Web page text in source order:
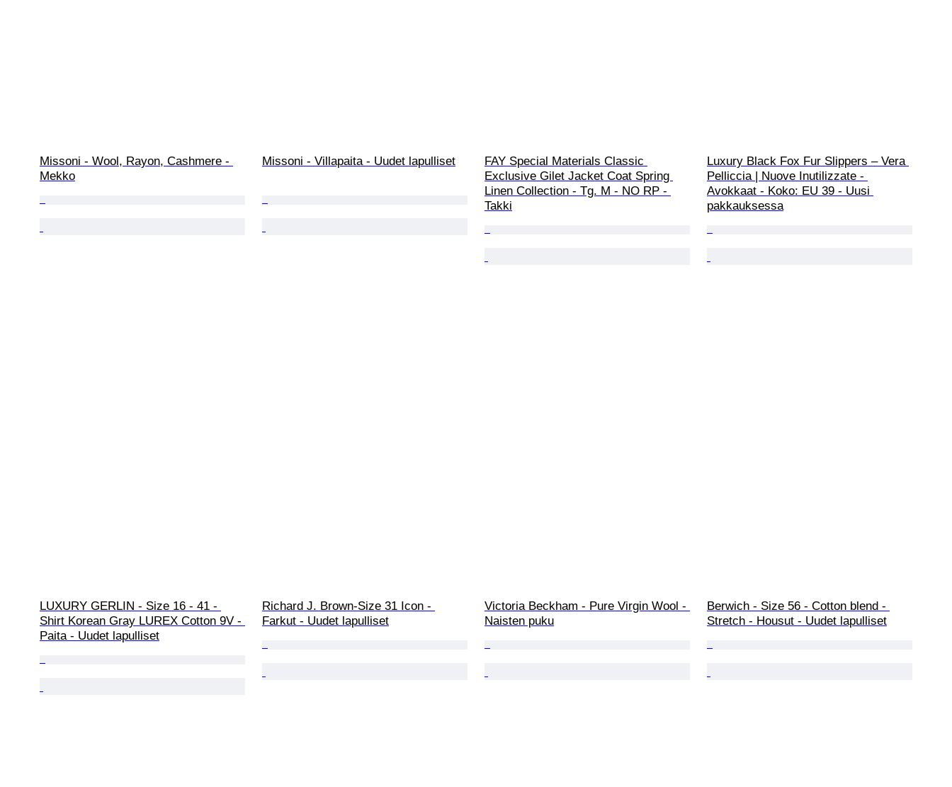
Missoni - Wool, Rayon, Cashmere -
Mekko
Missoni - Villapaita - Uudet lapulliset
FAY Special Materials Classic
Exclusive Gilet Jacket Coat Spring
Linen Collection - Tg. M - NO RP -
Takki
Luxury Black Fox Fur Slippers – Vera
Pelliccia | Nuove Inutilizzate -
Avokkaat - Koko: EU 39 - Uusi
pakkauksessa
LUXURY GERLIN - Size 16 - 41 -
Shirt Korean Gray LUREX Cotton 9V -
Paita - Uudet lapulliset
Richard J. Brown-Size 31 Icon -
Farkut - Uudet lapulliset
Victoria Beckham - Pure Virgin Wool -
Naisten puku
Berwich - Size 56 - Cotton blend -
Stretch - Housut - Uudet lapulliset